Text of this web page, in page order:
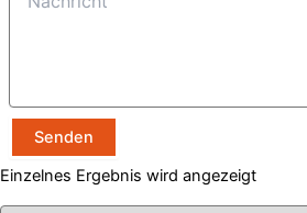
Einzelnes Ergebnis wird angezeigt
Senden